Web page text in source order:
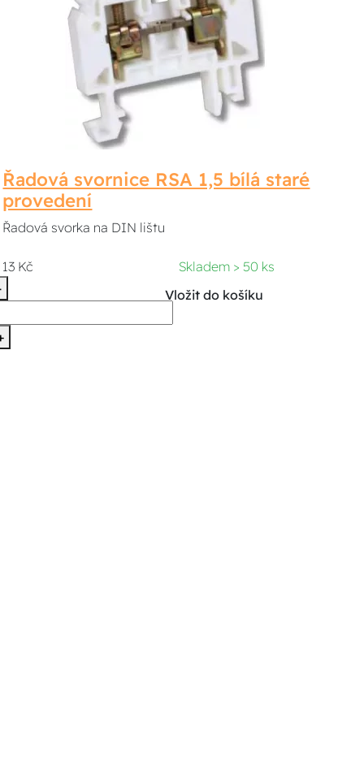
Řadová svornice RSA 1,5 bílá staré
provedení
Řadová svorka na DIN lištu
13 Kč
Skladem > 50 ks
Vložit do košíku